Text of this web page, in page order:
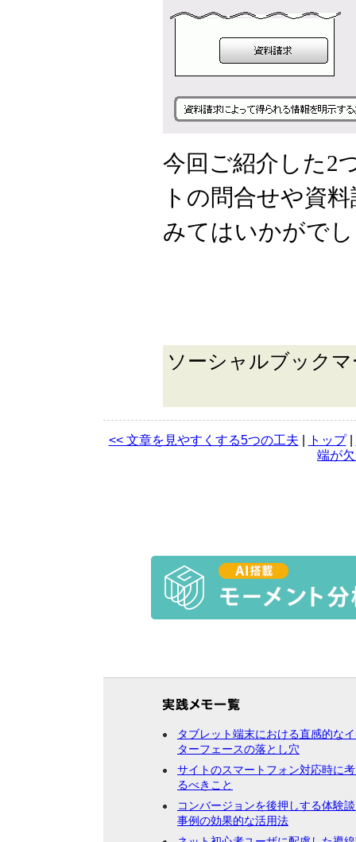
今回ご紹介した2
トの問合せや資
みてはいかがで
ソーシャルブック
<< 文章を見やすくする5つの工夫 トップ|
端が
タブレット端末における直感的な
ターフェースの落とし穴
サイトのスマートフォン対応時に
るべきこと
コンバージョンを後押しする体験
事例の効果的な活用法